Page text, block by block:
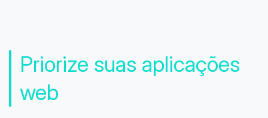
Priorize suas aplicações
web